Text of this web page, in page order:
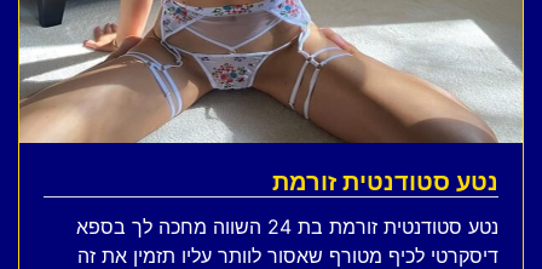
נטע סטודנטית זורמת
נטע סטודנטית זורמת בת 24 השווה מחכה לך בספא
דיסקרטי לכיף מטורף שאסור לוותר עליו תזמין את זה